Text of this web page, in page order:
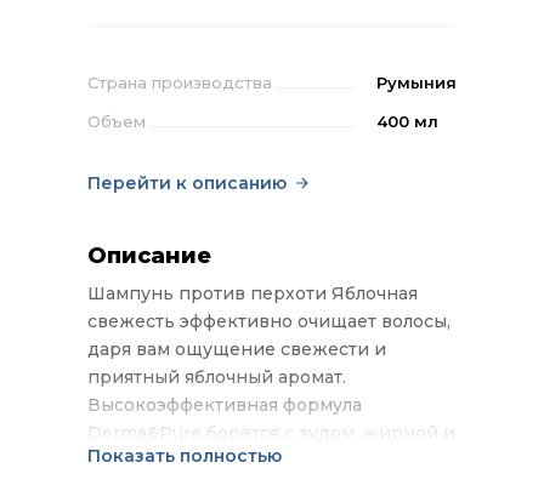
Страна производства
Румыния
Объем
400 мл
Перейти к описанию
Описание
Шампунь против перхоти Яблочная
свежесть эффективно очищает волосы,
даря вам ощущение свежести и
приятный яблочный аромат.
Высокоэффективная формула
Derma&Pure борется с зудом, жирной и
сухой кожей головы, предотвращая
Показать полностью